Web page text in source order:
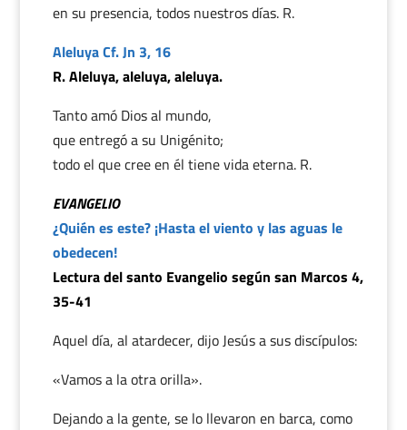
en su presencia, todos nuestros días. R.
Aleluya Cf. Jn 3, 16
R. Aleluya, aleluya, aleluya.
Tanto amó Dios al mundo,
que entregó a su Unigénito;
todo el que cree en él tiene vida eterna. R.
EVANGELIO
¿Quién es este? ¡Hasta el viento y las aguas le
obedecen!
Lectura del santo Evangelio según san Marcos 4,
35-41
Aquel día, al atardecer, dijo Jesús a sus discípulos:
«Vamos a la otra orilla».
Dejando a la gente, se lo llevaron en barca, como